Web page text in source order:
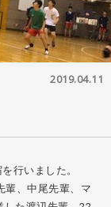
2019.04.11
行いました。
輩、中尾先輩、マ